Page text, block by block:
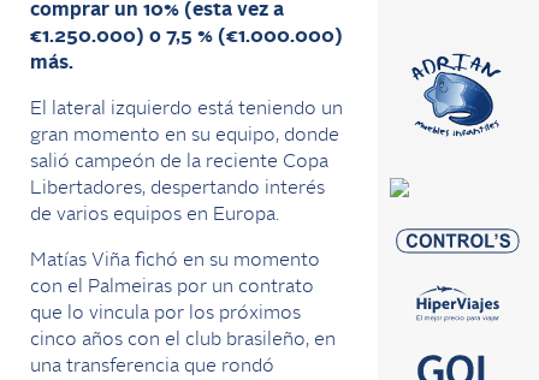
comprar un 10% (esta vez a
€1.250.000) o 7,5 % (€1.000.000)
más.
El lateral izquierdo está teniendo un
gran momento en su equipo, donde
salió campeón de la reciente Copa
Libertadores, despertando interés
de varios equipos en Europa.
Matías Viña fichó en su momento
con el Palmeiras por un contrato
que lo vincula por los próximos
cinco años con el club brasileño, en
una transferencia que rondó